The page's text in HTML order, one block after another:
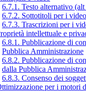
6.7.1. Testo alternativo
6.7.2. Sottotitoli per i video
6.7.3. Trascrizioni per i
intellettuale e
6.8.1. Pubblicazione di
Pubblica Amministrazione
6.8.2. Pubblicazione di
dalla Pubblica
6.8.3. Consenso dei
per i motori